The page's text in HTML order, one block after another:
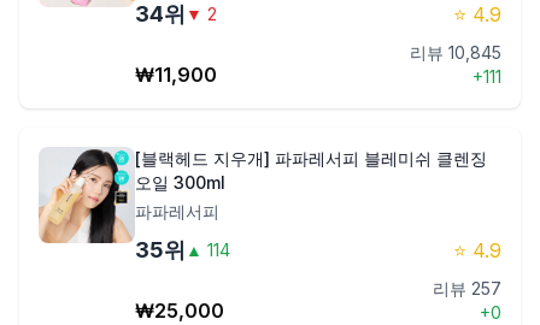
34위 ▼ 2 ⭐ 4.9
₩11,900
리뷰 10,845
+111
[블랙헤드 지우개] 파파레서피 블레미쉬 클렌징
오일 300ml
파파레서피
35위 ▲ 114 ⭐ 4.9
₩25,000
리뷰 257
+0